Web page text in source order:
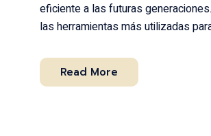
eficiente a las futuras
las herramientas más utilizadas
Read More